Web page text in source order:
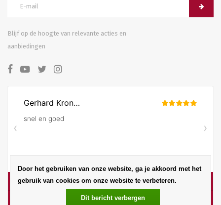
Blijf op de hoogte van relevante acties en
aanbiedingen
Door het gebruiken van onze website, ga je akkoord met het
gebruik van cookies om onze website te verbeteren.
Dit bericht verbergen